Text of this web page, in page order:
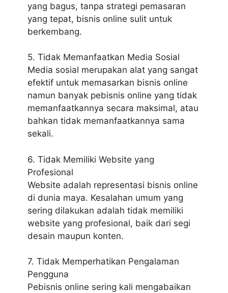
yang bagus, tanpa strategi pemasaran
yang tepat, bisnis online sulit untuk
berkembang.
5. Tidak Memanfaatkan Media Sosial
Media sosial merupakan alat yang sangat
efektif untuk memasarkan bisnis online
namun banyak pebisnis online yang tidak
memanfaatkannya secara maksimal, atau
bahkan tidak memanfaatkannya sama
sekali.
6. Tidak Memiliki Website yang
Profesional
Website adalah representasi bisnis online
di dunia maya. Kesalahan umum yang
sering dilakukan adalah tidak memiliki
website yang profesional, baik dari segi
desain maupun konten.
7. Tidak Memperhatikan Pengalaman
Pengguna
Pebisnis online sering kali mengabaikan